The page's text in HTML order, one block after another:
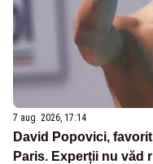
7 aug. 2026, 17:14
David Popovici,
Paris. Experții nu văd